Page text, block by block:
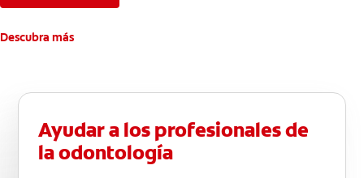
Descubra más
Ayudar a los profesionales de
la odontología